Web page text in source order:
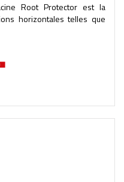
Root Protector est la
horizontales telles que